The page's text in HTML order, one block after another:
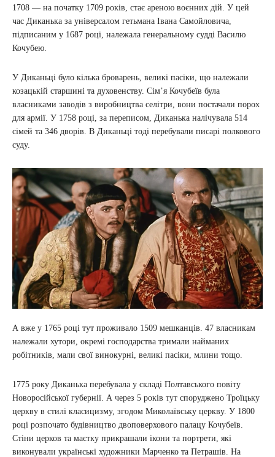
1708 — на початку 1709 років, стає ареною воєнних дій. У цей
час Диканька за універсалом гетьмана Івана Самойловича,
підписаним у 1687 році, належала генеральному судді Василю
Кочубею.
У Диканьці було кілька броварень, великі пасіки, що належали
козацькій старшині та духовенству. Сім’я Кочубеїв була
власниками заводів з виробництва селітри, вони постачали порох
для армії. У 1758 році, за переписом, Диканька налічувала 514
сімей та 346 дворів. В Диканьці тоді перебували писарі полкового
суду.
А вже у 1765 році тут проживало 1509 мешканців. 47 власникам
належали хутори, окремі господарства тримали найманих
робітників, мали свої винокурні, великі пасіки, млини тощо.
1775 року Диканька перебувала у складі Полтавського повіту
Новоросійської губернії. А через 5 років тут споруджено Троїцьку
церкву в стилі класицизму, згодом Миколаївську церкву. У 1800
році розпочато будівництво двоповерхового палацу Кочубеїв.
Стіни церков та маєтку прикрашали ікони та портрети, які
виконували українські художники Марченко та Петрашів. На